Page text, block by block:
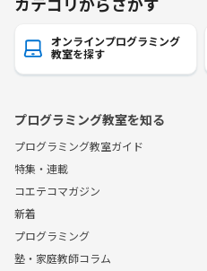
オンラインプログラミング
教室を探す
プログラミング教室を知る
プログラミング教室ガイド
特集・連載
コエテコマガジン
新着
プログラミング
塾・家庭教師コラム